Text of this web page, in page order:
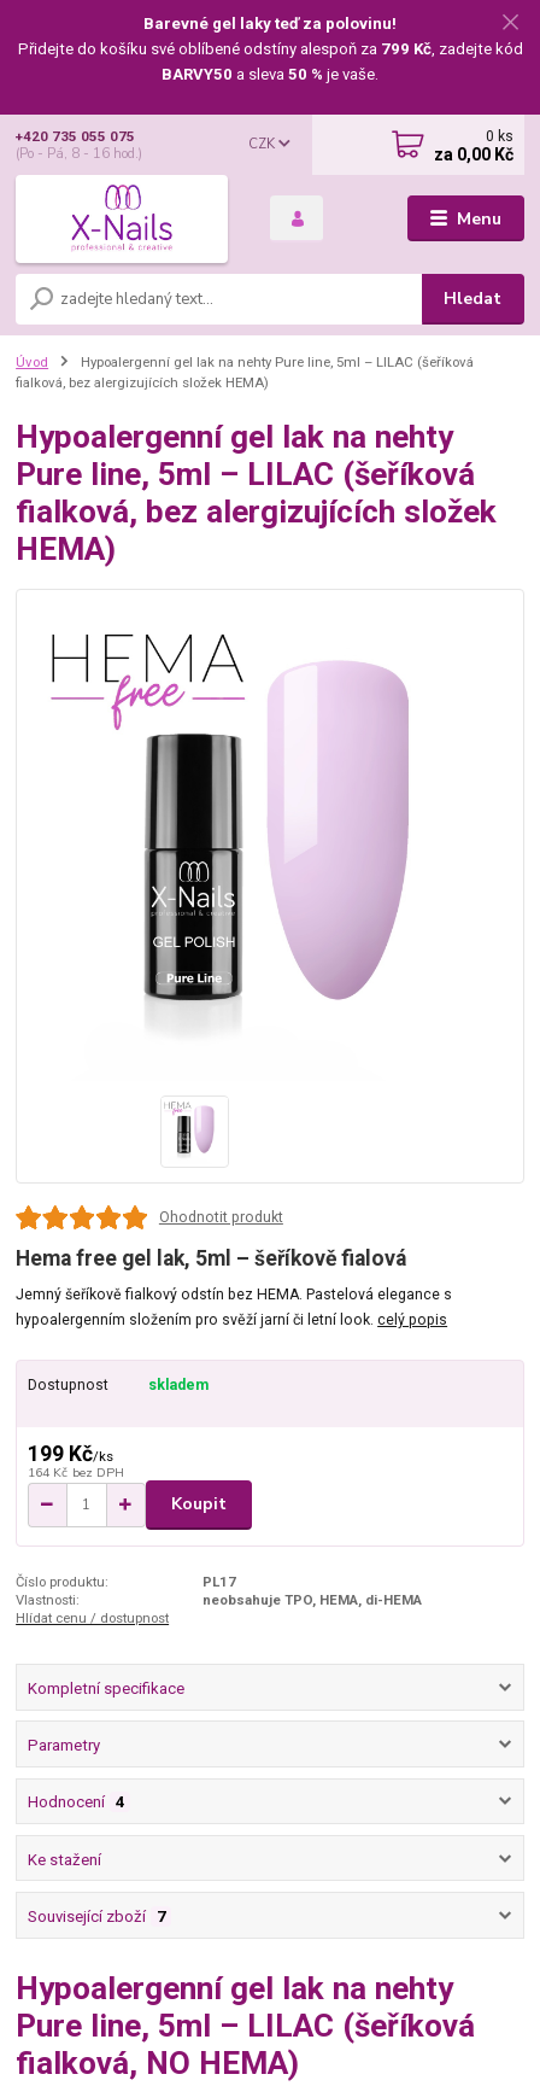
Barevné gel laky teď za polovinu!
Přidejte do košíku své oblíbené odstíny alespoň za 799 Kč, zadejte kód
BARVY50 a sleva 50 % je vaše.
Menu
CZK
Hledat
+420 735 055 075
(Po - Pá, 8 - 16 hod.)
0 ks
za 0,00 Kč
Úvod
Hypoalergenní gel lak na nehty Pure line, 5ml – LILAC (šeříková
fialková, bez alergizujících složek HEMA)
Hypoalergenní gel lak na nehty
Pure line, 5ml – LILAC (šeříková
fialková, bez alergizujících složek
HEMA)
Ohodnotit produkt
Hema free gel lak, 5ml – šeříkově fialová
Jemný šeříkově fialkový odstín bez HEMA. Pastelová elegance s
hypoalergenním složením pro svěží jarní či letní look.celý popis
Dostupnost skladem
199 Kč/ks
164 Kč bez DPH
Koupit
Číslo produktu:
PL17
Vlastnosti:
neobsahuje TPO, HEMA, di-HEMA
Hlídat cenu / dostupnost
Kompletní specifikace
Parametry
Hodnocení 4
Ke stažení
Související zboží 7
Hypoalergenní gel lak na nehty
Pure line, 5ml – LILAC (šeříková
fialková, NO HEMA)